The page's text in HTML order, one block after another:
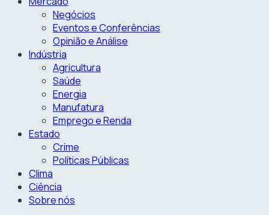
Negócios
Eventos e Conferências
Opinião e Análise
Indústria
Agricultura
Saúde
Energia
Manufatura
Emprego e Renda
Estado
Crime
Políticas Públicas
Clima
Ciência
Sobre nós